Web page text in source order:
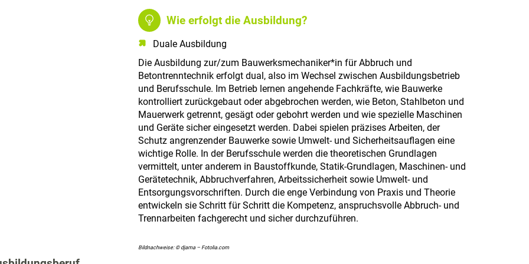
Wie erfolgt die Ausbildung?
Duale Ausbildung
Die Ausbildung zur/zum Bauwerksmechaniker*in für Abbruch und
Betontrenntechnik erfolgt dual, also im Wechsel zwischen Ausbildungsbetrieb
und Berufsschule. Im Betrieb lernen angehende Fachkräfte, wie Bauwerke
kontrolliert zurückgebaut oder abgebrochen werden, wie Beton, Stahlbeton und
Mauerwerk getrennt, gesägt oder gebohrt werden und wie spezielle Maschinen
und Geräte sicher eingesetzt werden. Dabei spielen präzises Arbeiten, der
Schutz angrenzender Bauwerke sowie Umwelt- und Sicherheitsauflagen eine
wichtige Rolle. In der Berufsschule werden die theoretischen Grundlagen
vermittelt, unter anderem in Baustoffkunde, Statik-Grundlagen, Maschinen- und
Gerätetechnik, Abbruchverfahren, Arbeitssicherheit sowie Umwelt- und
Entsorgungsvorschriften. Durch die enge Verbindung von Praxis und Theorie
entwickeln sie Schritt für Schritt die Kompetenz, anspruchsvolle Abbruch- und
Trennarbeiten fachgerecht und sicher durchzuführen.
Bildnachweise: © djama – Fotolia.com